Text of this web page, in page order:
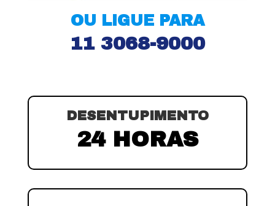
OU LIGUE PARA
11 3068-9000
DESENTUPIMENTO
24 HORAS